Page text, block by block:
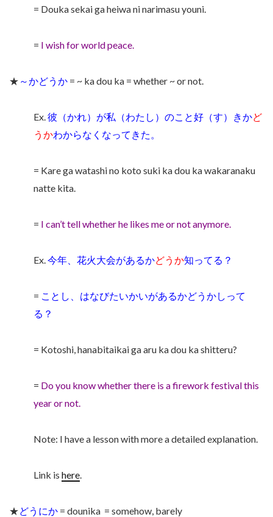
= Douka sekai ga heiwa ni narimasu youni.
= I wish for world peace.
★ ～かどうか = ~ ka dou ka = whether ~ or not.
Ex. 彼（かれ）が私（わたし）のこと好（す）きかど
うかわからなくなってきた。
= Kare ga watashi no koto suki ka dou ka wakaranaku
natte kita.
= I can’t tell whether he likes me or not anymore.
Ex. 今年、花火大会があるかどうか知ってる？
= ことし、はなびたいかいがあるかどうかしって
る？
= Kotoshi, hanabitaikai ga aru ka dou ka shitteru?
= Do you know whether there is a firework festival this
year or not.
Note: I have a lesson with more a detailed explanation.
Link is here
★どうにか = dounika = somehow, barely